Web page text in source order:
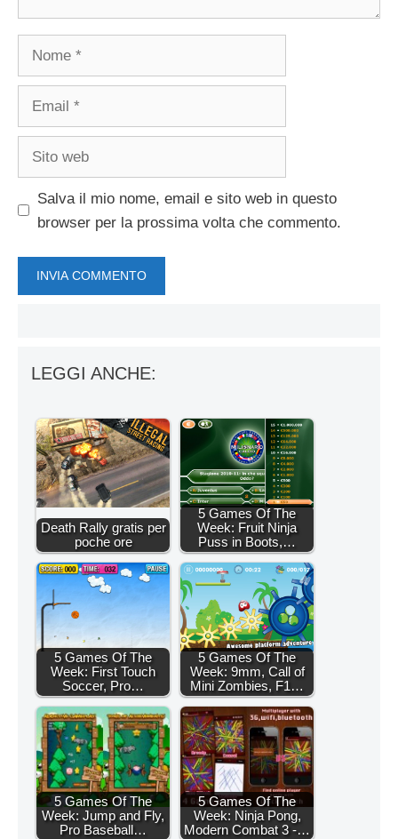
Nome
Email
Sito
Salva il mio nome, email e sito web in questo
browser per la prossima volta che commento.
LEGGI ANCHE:
Death Rally gratis per
poche ore
5 Games Of The
Week: Fruit Ninja
Puss in Boots,…
5 Games Of The
Week: First Touch
Soccer, Pro…
5 Games Of The
Week: 9mm, Call of
Mini Zombies, F1…
5 Games Of The
Week: Jump and Fly,
Pro Baseball…
5 Games Of The
Week: Ninja Pong,
Modern Combat 3 -…